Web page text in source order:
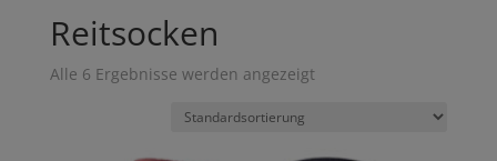
Reitsocken
Alle 6 Ergebnisse werden angezeigt